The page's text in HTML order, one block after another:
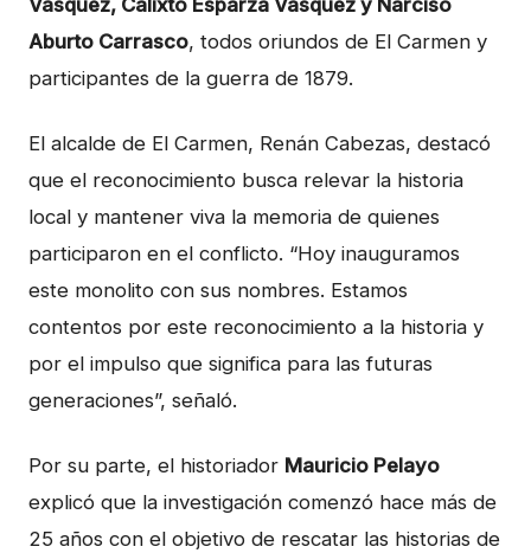
Vásquez, Calixto Esparza Vásquez y Narciso
Aburto Carrasco, todos oriundos de El Carmen y
participantes de la guerra de 1879.
El alcalde de El Carmen, Renán Cabezas, destacó
que el reconocimiento busca relevar la historia
local y mantener viva la memoria de quienes
participaron en el conflicto. “Hoy inauguramos
este monolito con sus nombres. Estamos
contentos por este reconocimiento a la historia y
por el impulso que significa para las futuras
generaciones”, señaló.
Por su parte, el historiador Mauricio Pelayo
explicó que la investigación comenzó hace más de
25 años con el objetivo de rescatar las historias de